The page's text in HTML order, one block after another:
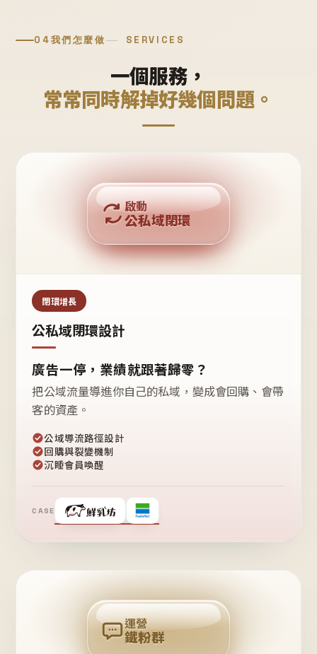
04我們怎麼做 SERVICES
一個服務，
常常同時解掉好幾個問題。
公域流量
私域鐵粉
回購複利
啟動
公私域閉環
閉環增長
公私域閉環設計
廣告一停，業績就跟著歸零？
把公域流量導進你自己的私域，變成會回購、會帶
客的資產。
公域導流路徑設計
回購與裂變機制
沉睡會員喚醒
CASE
❤
粉
回
購
運營
鐵粉群